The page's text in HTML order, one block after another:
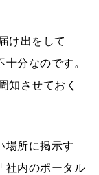
け出をして
分なのです。
知させておく
場所に掲示す
社内のポータル